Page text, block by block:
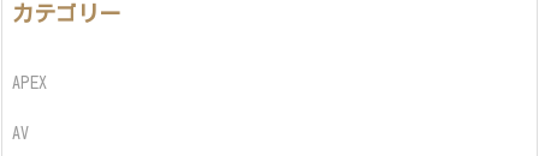
カテゴリー
APEX
AV